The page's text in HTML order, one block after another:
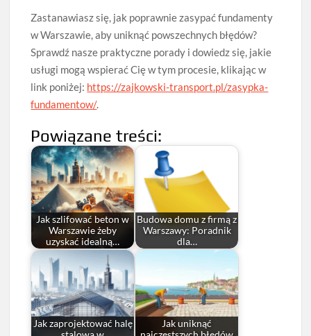
Zastanawiasz się, jak poprawnie zasypać fundamenty
w Warszawie, aby uniknąć powszechnych błędów?
Sprawdź nasze praktyczne porady i dowiedz się, jakie
usługi mogą wspierać Cię w tym procesie, klikając w
link poniżej: https://zajkowski-transport.pl/zasypka-
fundamentow/.
Powiązane treści:
Jak szlifować beton w
Warszawie żeby
uzyskać idealną…
Budowa domu z firmą z
Warszawy: Poradnik
dla…
Jak zaprojektować halę
Jak uniknąć